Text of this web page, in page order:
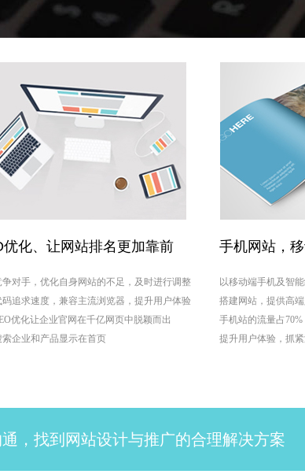
优化、让网站排名更加靠前
争对手，优化自身网站的不足，及时进行调整
码追求速度，兼容主流浏览器，提升用户体验
优化让企业官网在千亿网页中脱颖而出
索企业和产品显示在首页
手机网站，
以移动端手机及智
搭建网站，提供高
手机站的流量占
提升用户体验，抓
，找到网站设计与推广的合理解决方案